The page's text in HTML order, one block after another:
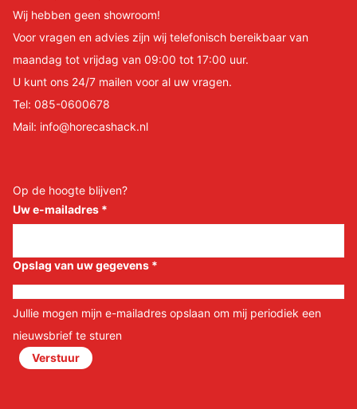
Wij hebben geen showroom!
Voor vragen en advies zijn wij telefonisch bereikbaar van
maandag tot vrijdag van 09:00 tot 17:00 uur.
U kunt ons 24/7 mailen voor al uw vragen.
Tel: 085-0600678
Mail: info@horecashack.nl
Op de hoogte blijven?
Uw e-mailadres *
Opslag van uw gegevens *
Jullie mogen mijn e-mailadres opslaan om mij periodiek een
nieuwsbrief te sturen
Verstuur